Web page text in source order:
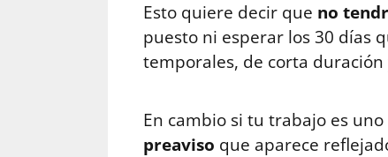
Esto quiere decir que no
puesto ni esperar los 30 días
temporales, de corta
En cambio si tu trabajo es
preaviso que aparece